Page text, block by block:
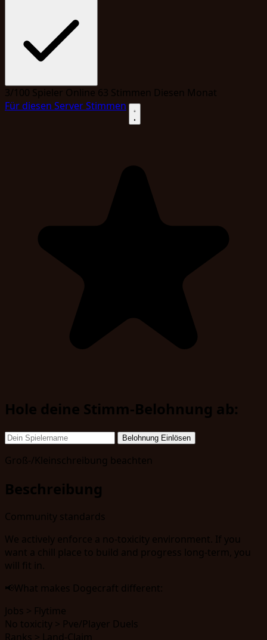
3/100 Spieler Online 63 Stimmen Diesen Monat
Für diesen Server Stimmen
Hole deine Stimm-Belohnung ab:
Belohnung Einlösen
Groß-/Kleinschreibung beachten
Beschreibung
Community standards
We actively enforce a no-toxicity environment. If you
want a chill place to build and progress long-term, you
will fit in.
📢What makes Dogecraft different:
Jobs > Flytime
No toxicity > Pve/Player Duels
Ranks > Land-Claim